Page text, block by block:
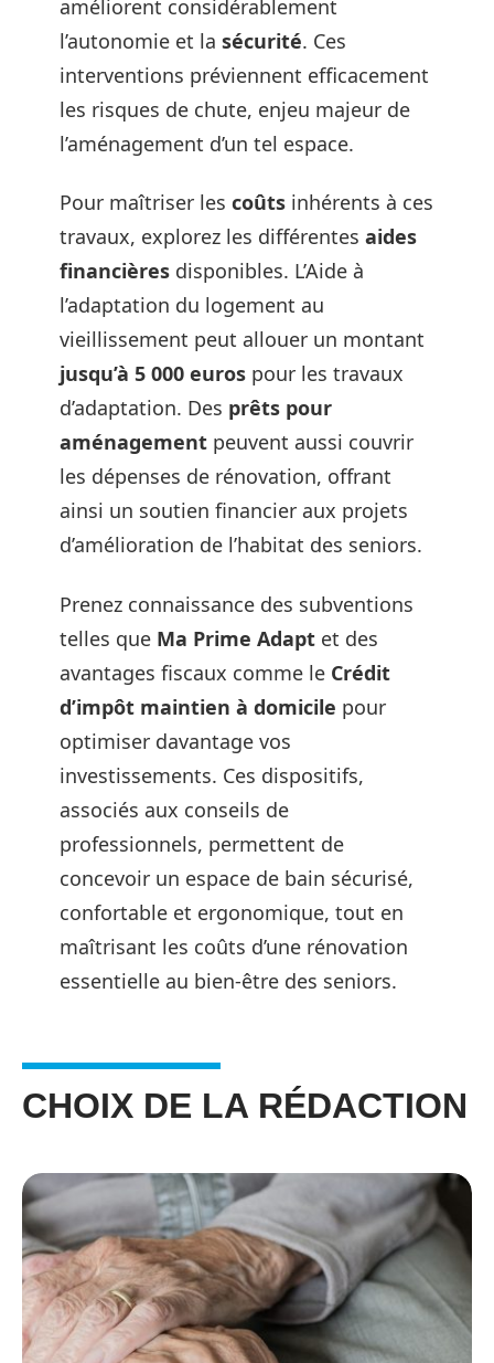
améliorent considérablement
l’autonomie et la sécurité. Ces
interventions préviennent efficacement
les risques de chute, enjeu majeur de
l’aménagement d’un tel espace.
Pour maîtriser les coûts inhérents à ces
travaux, explorez les différentes aides
financières disponibles. L’Aide à
l’adaptation du logement au
vieillissement peut allouer un montant
jusqu’à 5 000 euros pour les travaux
d’adaptation. Des prêts pour
aménagement peuvent aussi couvrir
les dépenses de rénovation, offrant
ainsi un soutien financier aux projets
d’amélioration de l’habitat des seniors.
Prenez connaissance des subventions
telles que Ma Prime Adapt et des
avantages fiscaux comme le Crédit
d’impôt maintien à domicile pour
optimiser davantage vos
investissements. Ces dispositifs,
associés aux conseils de
professionnels, permettent de
concevoir un espace de bain sécurisé,
confortable et ergonomique, tout en
maîtrisant les coûts d’une rénovation
essentielle au bien-être des seniors.
CHOIX DE LA RÉDACTION